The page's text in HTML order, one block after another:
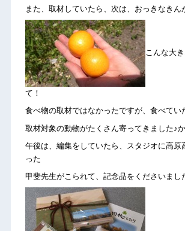
また、取材していたら、次は、おっきなきん
こんな大
て！
食べ物の取材ではなかったですが、食べてい
取材対象の動物がたくさん寄ってきました♪
午後は、編集をしていたら、スタジオに高原
った
甲斐先生がこられて、記念品をくださいま